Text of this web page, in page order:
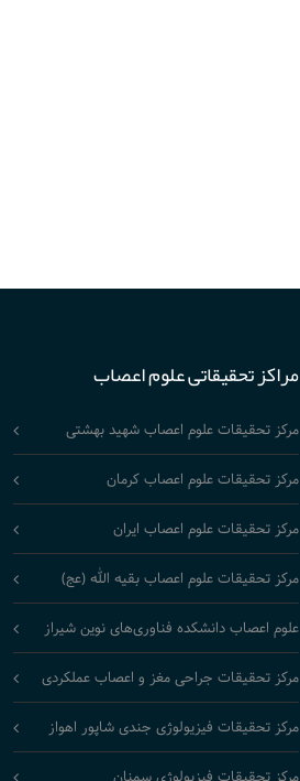
مراکز تحقیقاتی علوم اعصاب
مرکز تحقیقات علوم اعصاب شهید بهشتی
مرکز تحقیقات علوم اعصاب کرمان
مرکز تحقیقات علوم اعصاب ایران
مرکز تحقیقات علوم اعصاب بقیه الله (عج)
علوم اعصاب دانشکده فناوری‌های نوین شیراز
مرکز تحقیقات جراحی مغز و اعصاب عملکردی
مرکز تحقیقات فیزیولوژی جندی شاپور اهواز
مرکز تحقیقات فیزیولوژی سمنان